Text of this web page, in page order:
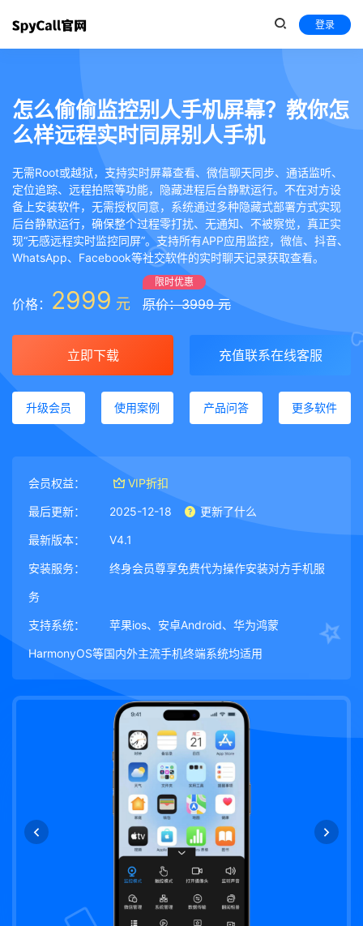
登录
怎么偷偷监控别人手机屏幕？教你怎
么样远程实时同屏别人手机
无需Root或越狱，支持实时屏幕查看、微信聊天同步、通话监听、
定位追踪、远程拍照等功能，隐藏进程后台静默运行。不在对方设
备上安装软件，无需授权同意，系统通过多种隐藏式部署方式实现
后台静默运行，确保整个过程零打扰、无通知、不被察觉，真正实
现“无感远程实时监控同屏”。支持所有APP应用监控，微信、抖音、
WhatsApp、Facebook等社交软件的实时聊天记录获取查看。
价格： 2999 元
限时优惠
原价：3999 元
立即下载 充值联系在线客服
升级会员 使用案例 产品问答 更多软件
会员权益： VIP折扣
最后更新： 2025-12-18 更新了什么
最新版本： V4.1
安装服务： 终身会员尊享免费代为操作安装对方手机服
务
支持系统： 苹果ios、安卓Android、华为鸿蒙
HarmonyOS等国内外主流手机终端系统均适用